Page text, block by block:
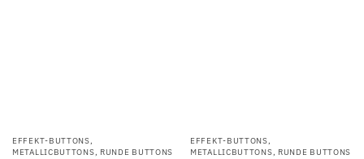
EFFEKT-BUTTONS,
METALLICBUTTONS, RUNDE BUTTONS
EFFEKT-BUTTONS,
METALLICBUTTONS, RUNDE BUTTONS